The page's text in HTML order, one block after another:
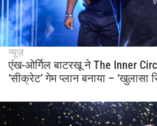
न्यूज़
एंख-ओर्गिल बाटरखू ने The Inner
‘सीक्रेट’ गेम प्लान बनाया – ‘खुलासा